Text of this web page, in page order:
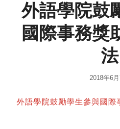
外語學院鼓
國際事務獎
法
2018年6月
外語學院鼓勵學生參與國際